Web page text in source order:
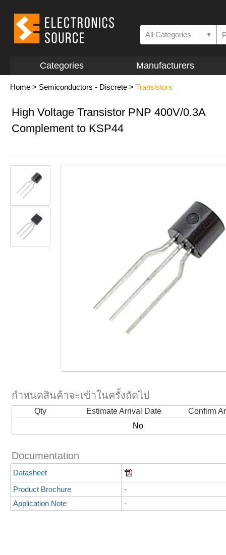
All Categories ▼
Categories Manufacturers
Home > Semiconductors - Discrete > Transistors
High Voltage Transistor PNP 400V/0.3A
Complement to KSP44
กำหนดสินค้าจะเข้าในครั้งถัดไป
Qty Estimate Arrival Date
Confirm
No
Documentation
Datasheet
Product Brochure
-
Application Note
-